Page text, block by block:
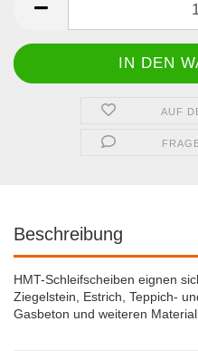
AUF
Beschreibung
HMT-Schleifscheiben eignen
Ziegelstein, Estrich, Teppich-
Gasbeton und weiteren